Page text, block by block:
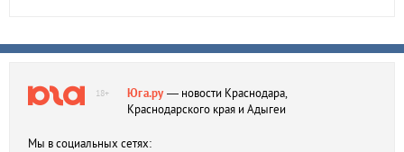
18+ Юга.ру— новости Краснодара,
Краснодарского края и Адыгеи
Мы в социальных сетях: